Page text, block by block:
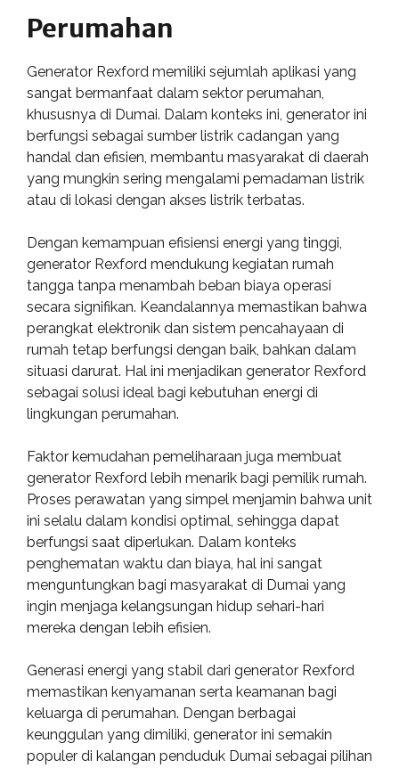
Perumahan
Generator Rexford memiliki sejumlah aplikasi yang
sangat bermanfaat dalam sektor perumahan,
khususnya di Dumai. Dalam konteks ini, generator ini
berfungsi sebagai sumber listrik cadangan yang
handal dan efisien, membantu masyarakat di daerah
yang mungkin sering mengalami pemadaman listrik
atau di lokasi dengan akses listrik terbatas.
Dengan kemampuan efisiensi energi yang tinggi,
generator Rexford mendukung kegiatan rumah
tangga tanpa menambah beban biaya operasi
secara signifikan. Keandalannya memastikan bahwa
perangkat elektronik dan sistem pencahayaan di
rumah tetap berfungsi dengan baik, bahkan dalam
situasi darurat. Hal ini menjadikan generator Rexford
sebagai solusi ideal bagi kebutuhan energi di
lingkungan perumahan.
Faktor kemudahan pemeliharaan juga membuat
generator Rexford lebih menarik bagi pemilik rumah.
Proses perawatan yang simpel menjamin bahwa unit
ini selalu dalam kondisi optimal, sehingga dapat
berfungsi saat diperlukan. Dalam konteks
penghematan waktu dan biaya, hal ini sangat
menguntungkan bagi masyarakat di Dumai yang
ingin menjaga kelangsungan hidup sehari-hari
mereka dengan lebih efisien.
Generasi energi yang stabil dari generator Rexford
memastikan kenyamanan serta keamanan bagi
keluarga di perumahan. Dengan berbagai
keunggulan yang dimiliki, generator ini semakin
populer di kalangan penduduk Dumai sebagai pilihan